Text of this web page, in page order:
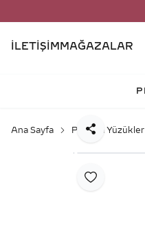
İLETIŞIM MAĞAZALAR
Ana Sayfa Pırlanta Yüzükler
Favoriye Ekle
Paylaş